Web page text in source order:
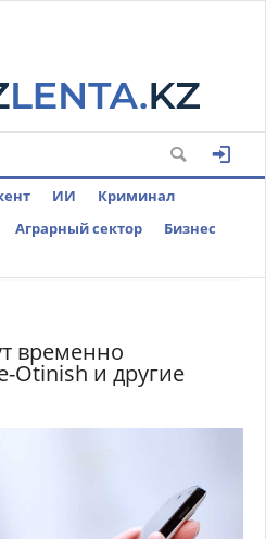
ИИ
Криминал
Аграрный сектор
Бизнес
временно
Otinish и другие